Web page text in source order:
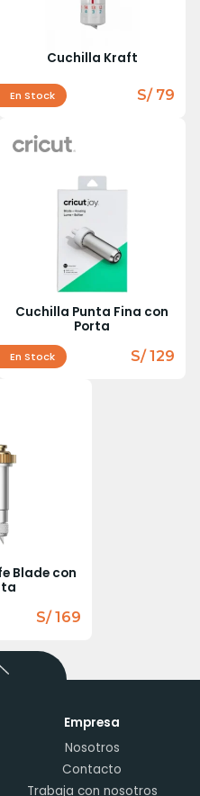
Cuchilla Kraft
En Stock S/ 79
Cuchilla Punta Fina con
Porta
En Stock S/ 129
Blade con
S/ 169
Empresa
Nosotros
Contacto
Trabaja con nosotros